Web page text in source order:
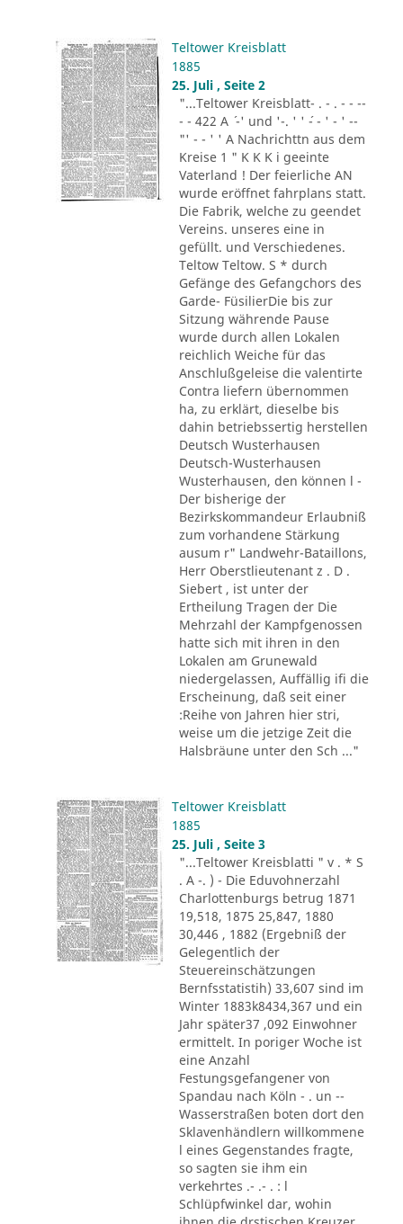
Teltower Kreisblatt
1885
25. Juli , Seite 2
"...Teltower Kreisblatt- . - . - - --
- - 422 A ´ -' und '-. ' ' ´- - ' - ' --
"' - - ' ' A Nachrichttn aus dem
Kreise 1 " K K K i geeinte
Vaterland ! Der feierliche AN
wurde eröffnet fahrplans statt.
Die Fabrik, welche zu geendet
Vereins. unseres eine in
gefüllt. und Verschiedenes.
Teltow Teltow. S * durch
Gefänge des Gefangchors des
Garde- FüsilierDie bis zur
Sitzung währende Pause
wurde durch allen Lokalen
reichlich Weiche für das
Anschlußgeleise die valentirte
Contra liefern übernommen
ha, zu erklärt, dieselbe bis
dahin betriebssertig herstellen
Deutsch Wusterhausen
Deutsch-Wusterhausen
Wusterhausen, den können l -
Der bisherige der
Bezirkskommandeur Erlaubniß
zum vorhandene Stärkung
ausum r" Landwehr-Bataillons,
Herr Oberstlieutenant z . D .
Siebert , ist unter der
Ertheilung Tragen der Die
Mehrzahl der Kampfgenossen
hatte sich mit ihren in den
Lokalen am Grunewald
niedergelassen, Auffällig ifi die
Erscheinung, daß seit einer
:Reihe von Jahren hier stri,
weise um die jetzige Zeit die
Halsbräune unter den Sch ..."
Teltower Kreisblatt
1885
25. Juli , Seite 3
"...Teltower Kreisblatti " v . * S
. A -. ) - Die Eduvohnerzahl
Charlottenburgs betrug 1871
19,518, 1875 25,847, 1880
30,446 , 1882 (Ergebniß der
Gelegentlich der
Steuereinschätzungen
Bernfsstatistih) 33,607 sind im
Winter 1883k8434,367 und ein
Jahr später37 ,092 Einwohner
ermittelt. In poriger Woche ist
eine Anzahl
Festungsgefangener von
Spandau nach Köln - . un --
Wasserstraßen boten dort den
Sklavenhändlern willkommene
l eines Gegenstandes fragte,
so sagten sie ihm ein
verkehrtes .- .- . : l
Schlüpfwinkel dar, wohin